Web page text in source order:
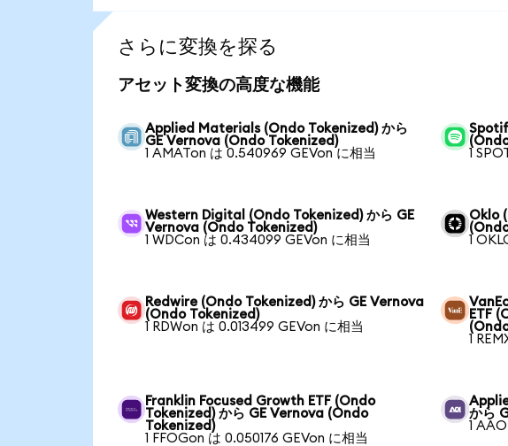
さらに変換を探る
アセット変換の高度な機能
Applied Materials (Ondo Tokenized) から
GE Vernova (Ondo Tokenized)
1 AMATon は 0.540969 GEVon に相当
1
Western Digital (Ondo Tokenized) から GE
Vernova (Ondo Tokenized)
1 WDCon は 0.434099 GEVon に相当
Oklo
1
Redwire (Ondo Tokenized) から GE Vernova
(Ondo Tokenized)
1 RDWon は 0.013499 GEVon に相当
ETF
1
Franklin Focused Growth ETF (Ondo
Tokenized) から GE Vernova (Ondo
Tokenized)
1 FFOGon は 0.050176 GEVon に相当
から
1